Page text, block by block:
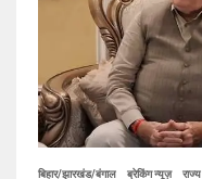
बिहार/झारखंड/बंगाल ब्रेकिंग न्यूज़ राज्य